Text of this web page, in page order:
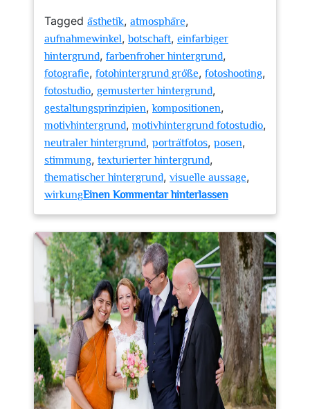
Tagged ästhetik, atmosphäre,
aufnahmewinkel,botschaft, einfarbiger
hintergrund, farbenfroher hintergrund,
fotografie, fotohintergrund größe, fotoshooting,
fotostudio, gemusterter hintergrund,
gestaltungsprinzipien,kompositionen,
motivhintergrund, motivhintergrund fotostudio,
neutraler hintergrund, porträtfotos, posen,
stimmung, texturierter hintergrund,
thematischer hintergrund, visuelle aussage,
wirkungEinen Kommentar hinterlassenzu
eines
passenden
im
Fotostudio